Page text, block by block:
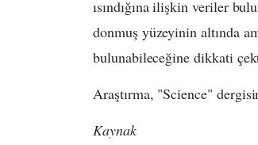
ısındığına ilişkin veriler
donmuş yüzeyinin altında
bulunabileceğine dikkati
Araştırma, "Science"
Kaynak